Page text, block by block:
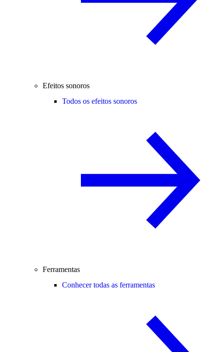
Efeitos sonoros
Todos os efeitos sonoros
Ferramentas
Conhecer todas as ferramentas